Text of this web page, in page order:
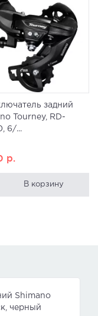
задний
Tourney, RD-
6/...
р.
В корзину
Shimano
черный